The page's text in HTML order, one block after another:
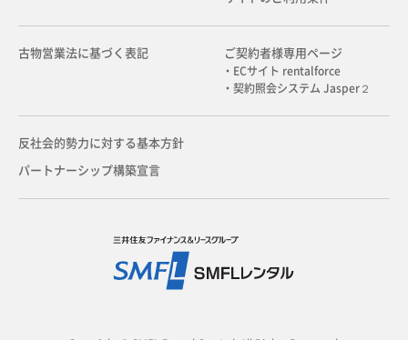
古物営業法に基づく表記 ご契約者様専用ページ
・ECサイト rentalforce
・契約照会システム Jasper２
反社会的勢力に対する基本方針
パートナーシップ構築宣言